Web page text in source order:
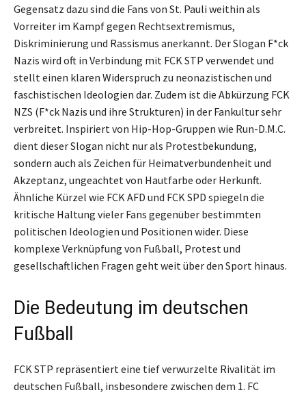
Gegensatz dazu sind die Fans von St. Pauli weithin als
Vorreiter im Kampf gegen Rechtsextremismus,
Diskriminierung und Rassismus anerkannt. Der Slogan F*ck
Nazis wird oft in Verbindung mit FCK STP verwendet und
stellt einen klaren Widerspruch zu neonazistischen und
faschistischen Ideologien dar. Zudem ist die Abkürzung FCK
NZS (F*ck Nazis und ihre Strukturen) in der Fankultur sehr
verbreitet. Inspiriert von Hip-Hop-Gruppen wie Run-D.M.C.
dient dieser Slogan nicht nur als Protestbekundung,
sondern auch als Zeichen für Heimatverbundenheit und
Akzeptanz, ungeachtet von Hautfarbe oder Herkunft.
Ähnliche Kürzel wie FCK AFD und FCK SPD spiegeln die
kritische Haltung vieler Fans gegenüber bestimmten
politischen Ideologien und Positionen wider. Diese
komplexe Verknüpfung von Fußball, Protest und
gesellschaftlichen Fragen geht weit über den Sport hinaus.
Die Bedeutung im deutschen
Fußball
FCK STP repräsentiert eine tief verwurzelte Rivalität im
deutschen Fußball, insbesondere zwischen dem 1. FC